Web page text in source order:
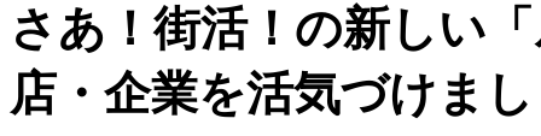
さあ！街活！の新しい
店・企業を活気づけま